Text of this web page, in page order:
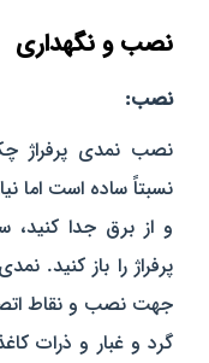
نصب و نگهداری
نصب:
نسبتاً ساده است اما
و از برق جدا
پرفراژ را باز کنید.
جهت نصب و نقاط
گرد و غبار و ذرات